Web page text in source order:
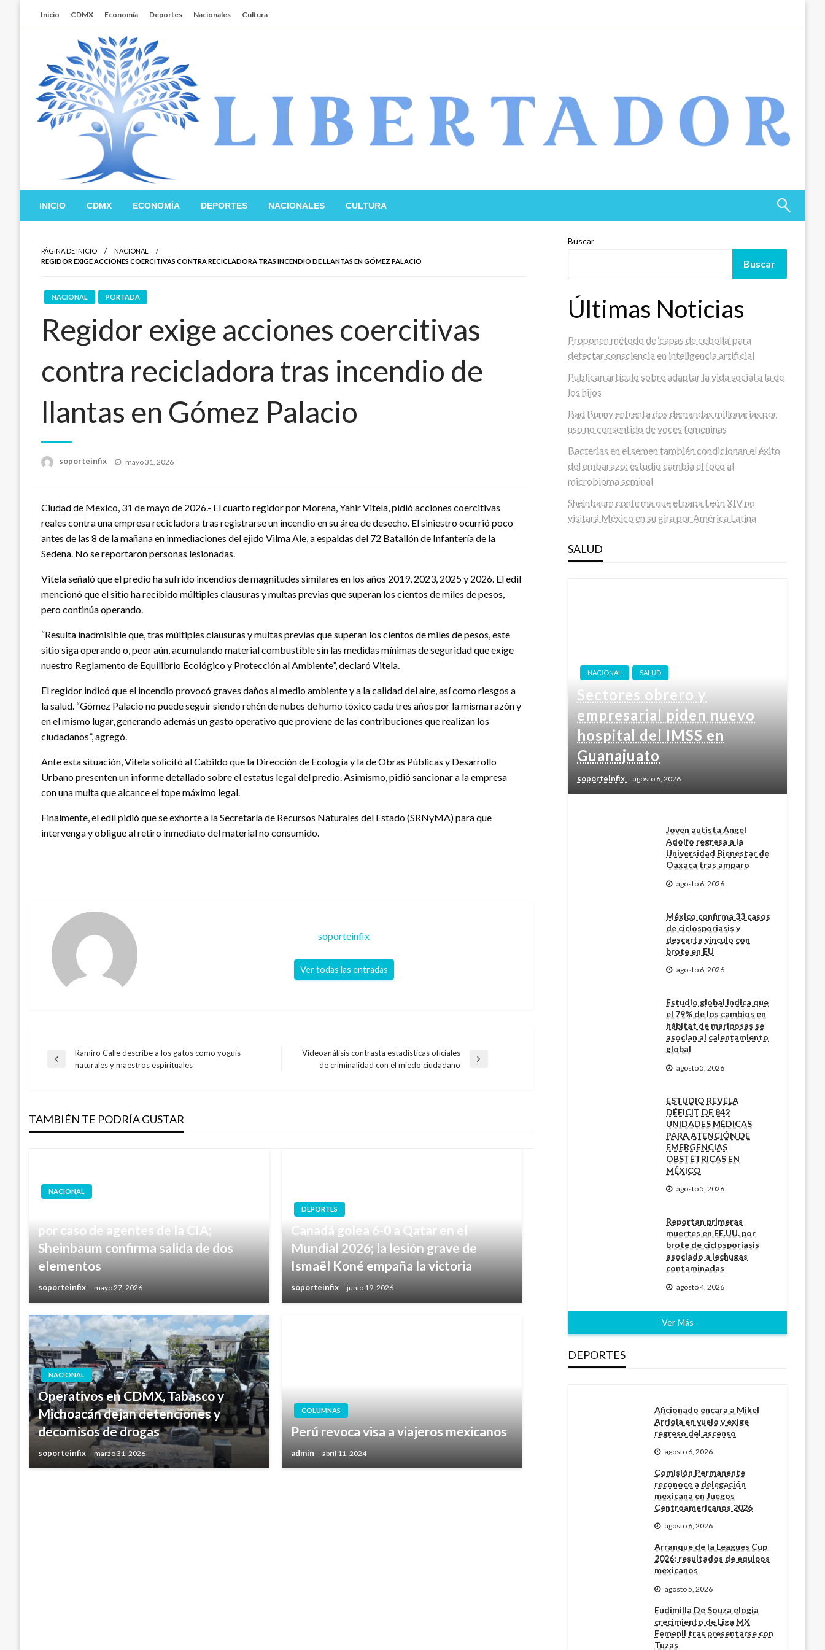
Inicio CDMX Economía Deportes Nacionales Cultura
Libertador MX
INICIO CDMX ECONOMÍA DEPORTES NACIONALES CULTURA
PÁGINA DE INICIO
NACIONAL
REGIDOR EXIGE ACCIONES COERCITIVAS CONTRA RECICLADORA TRAS INCENDIO DE LLANTAS EN GÓMEZ PALACIO
NACIONAL PORTADA
Regidor exige acciones coercitivas
contra recicladora tras incendio de
llantas en Gómez Palacio
soporteinfix
Publicado
mayo 31, 2026
Ciudad de Mexico, 31 de mayo de 2026.- El cuarto regidor por Morena, Yahir Vitela, pidió acciones coercitivas
reales contra una empresa recicladora tras registrarse un incendio en su área de desecho. El siniestro ocurrió poco
antes de las 8 de la mañana en inmediaciones del ejido Vilma Ale, a espaldas del 72 Batallón de Infantería de la
Sedena. No se reportaron personas lesionadas.
Vitela señaló que el predio ha sufrido incendios de magnitudes similares en los años 2019, 2023, 2025 y 2026. El edil
mencionó que el sitio ha recibido múltiples clausuras y multas previas que superan los cientos de miles de pesos,
pero continúa operando.
“Resulta inadmisible que, tras múltiples clausuras y multas previas que superan los cientos de miles de pesos, este
sitio siga operando o, peor aún, acumulando material combustible sin las medidas mínimas de seguridad que exige
nuestro Reglamento de Equilibrio Ecológico y Protección al Ambiente”, declaró Vitela.
El regidor indicó que el incendio provocó graves daños al medio ambiente y a la calidad del aire, así como riesgos a
la salud. “Gómez Palacio no puede seguir siendo rehén de nubes de humo tóxico cada tres años por la misma razón y
en el mismo lugar, generando además un gasto operativo que proviene de las contribuciones que realizan los
ciudadanos”, agregó.
Ante esta situación, Vitela solicitó al Cabildo que la Dirección de Ecología y la de Obras Públicas y Desarrollo
Urbano presenten un informe detallado sobre el estatus legal del predio. Asimismo, pidió sancionar a la empresa
con una multa que alcance el tope máximo legal.
Finalmente, el edil pidió que se exhorte a la Secretaría de Recursos Naturales del Estado (SRNyMA) para que
intervenga y obligue al retiro inmediato del material no consumido.
soporteinfix
Ver todas las entradas
Navegación
entradas
Entrada
Ramiro Calle describe a los gatos como yoguis
naturales y maestros espirituales
Entrada
Videoanálisis contrasta estadísticas oficiales
de criminalidad con el miedo ciudadano
TAMBIÉN TE PODRÍA GUSTAR
NACIONAL
por caso de agentes de la CIA;
Sheinbaum confirma salida de dos
elementos
soporteinfix mayo 27, 2026
DEPORTES
Canadá golea 6-0 a Qatar en el
Mundial 2026; la lesión grave de
Ismaël Koné empaña la victoria
soporteinfix junio 19, 2026
NACIONAL
Operativos en CDMX, Tabasco y
Michoacán dejan detenciones y
decomisos de drogas
soporteinfix marzo 31, 2026
COLUMNAS
Perú revoca visa a viajeros mexicanos
admin abril 11, 2024
Buscar
Buscar
Últimas Noticias
Proponen método de ‘capas de cebolla’ para
detectar consciencia en inteligencia artificial
Publican artículo sobre adaptar la vida social a la de
los hijos
Bad Bunny enfrenta dos demandas millonarias por
uso no consentido de voces femeninas
Bacterias en el semen también condicionan el éxito
del embarazo: estudio cambia el foco al
microbioma seminal
Sheinbaum confirma que el papa León XIV no
visitará México en su gira por América Latina
SALUD
NACIONAL SALUD
Sectores obrero y
empresarial piden nuevo
hospital del IMSS en
Guanajuato
soporteinfix agosto 6, 2026
Joven autista Ángel
Adolfo regresa a la
Universidad Bienestar de
Oaxaca tras amparo
agosto 6, 2026
México confirma 33 casos
de ciclosporiasis y
descarta vínculo con
brote en EU
agosto 6, 2026
Estudio global indica que
el 79% de los cambios en
hábitat de mariposas se
asocian al calentamiento
global
agosto 5, 2026
ESTUDIO REVELA
DÉFICIT DE 842
UNIDADES MÉDICAS
PARA ATENCIÓN DE
EMERGENCIAS
OBSTÉTRICAS EN
MÉXICO
agosto 5, 2026
Reportan primeras
muertes en EE.UU. por
brote de ciclosporiasis
asociado a lechugas
contaminadas
agosto 4, 2026
Ver Más
DEPORTES
Aficionado encara a Mikel
Arriola en vuelo y exige
regreso del ascenso
agosto 6, 2026
Comisión Permanente
reconoce a delegación
mexicana en Juegos
Centroamericanos 2026
agosto 6, 2026
Arranque de la Leagues Cup
2026: resultados de equipos
mexicanos
agosto 5, 2026
Eudimilla De Souza elogia
crecimiento de Liga MX
Femenil tras presentarse con
Tuzas